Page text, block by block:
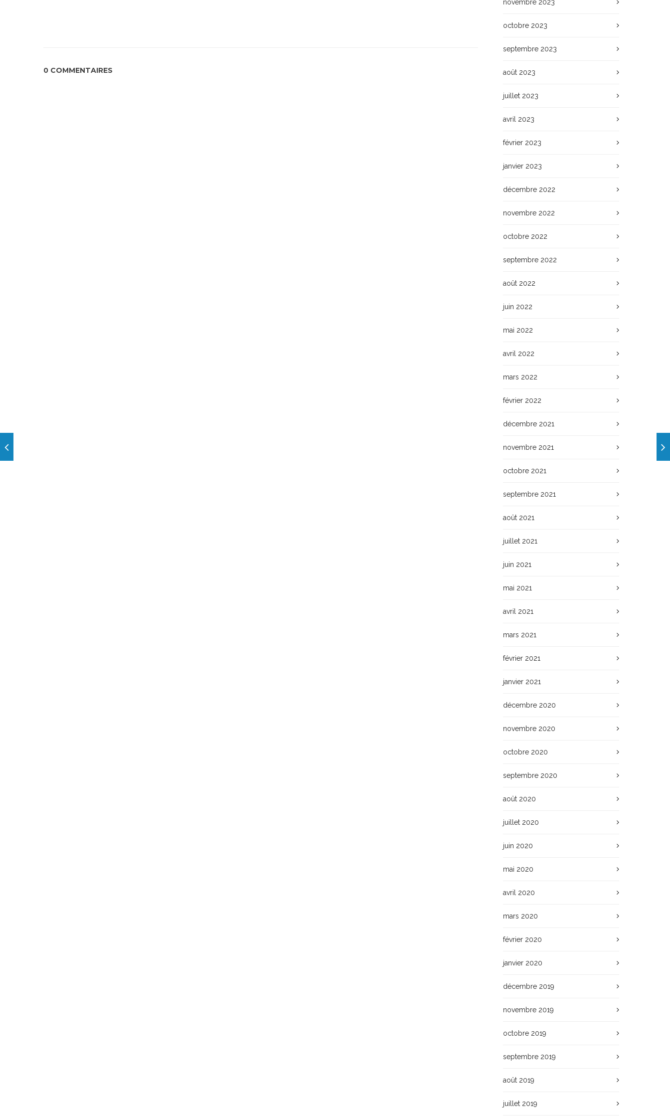
0 COMMENTAIRES
novembre 2023
octobre 2023
septembre 2023
août 2023
juillet 2023
avril 2023
février 2023
janvier 2023
décembre 2022
novembre 2022
octobre 2022
septembre 2022
août 2022
juin 2022
mai 2022
avril 2022
mars 2022
février 2022
décembre 2021
novembre 2021
octobre 2021
septembre 2021
août 2021
juillet 2021
juin 2021
mai 2021
avril 2021
mars 2021
février 2021
janvier 2021
décembre 2020
novembre 2020
octobre 2020
septembre 2020
août 2020
juillet 2020
juin 2020
mai 2020
avril 2020
mars 2020
février 2020
janvier 2020
décembre 2019
novembre 2019
octobre 2019
septembre 2019
août 2019
juillet 2019